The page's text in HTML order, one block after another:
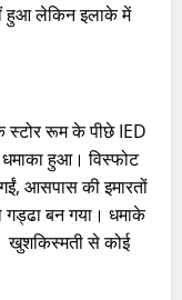
हुआ लेकिन इलाके में
रूम के पीछे IED
धमाका हुआ। विस्फोट
आसपास की इमारतों
बन गया। धमाके
खुशकिस्मती से कोई